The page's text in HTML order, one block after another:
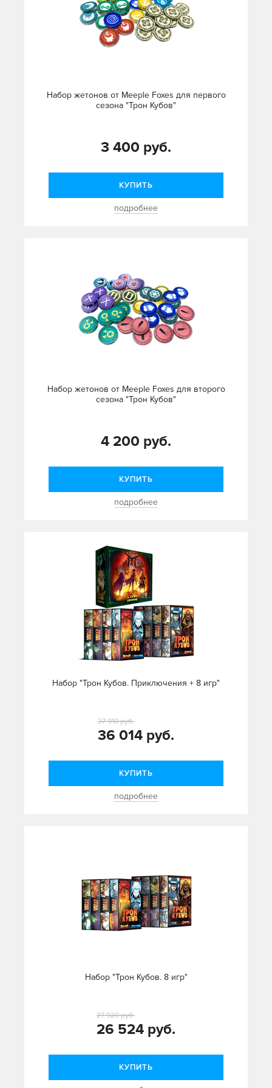
Набор жетонов от Meeple Foxes для первого
сезона "Трон Кубов"
3 400 руб.
КУПИТЬ
подробнее
Набор жетонов от Meeple Foxes для второго
сезона "Трон Кубов"
4 200 руб.
КУПИТЬ
подробнее
Набор "Трон Кубов. Приключения + 8 игр"
36 014 руб.
37 910 руб.
КУПИТЬ
подробнее
Набор "Трон Кубов. 8 игр"
26 524 руб.
27 920 руб.
КУПИТЬ